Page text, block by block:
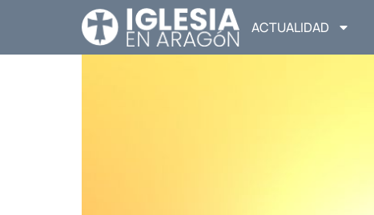
ACTUALIDAD